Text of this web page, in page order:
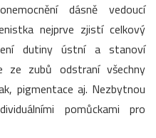
dásně vedoucí
nejprve zjistí celkový
dutiny ústní a stanoví
ze zubů odstraní všechny
pigmentace aj. Nezbytnou
pomůckami pro